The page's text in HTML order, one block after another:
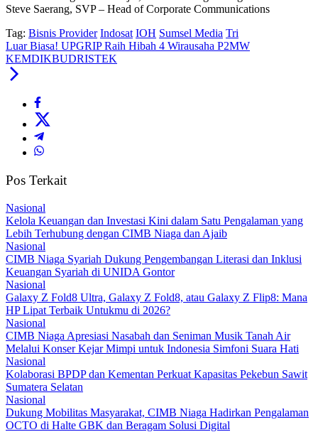
Steve Saerang, SVP – Head of Corporate Communications
Tag: Bisnis Provider Indosat IOH Sumsel Media Tri
Luar Biasa! UPGRIP Raih Hibah 4 Wirausaha P2MW
KEMDIKBUDRISTEK
Pos Terkait
Nasional
Kelola Keuangan dan Investasi Kini dalam Satu Pengalaman yang
Lebih Terhubung dengan CIMB Niaga dan Ajaib
Nasional
CIMB Niaga Syariah Dukung Pengembangan Literasi dan Inklusi
Keuangan Syariah di UNIDA Gontor
Nasional
Galaxy Z Fold8 Ultra, Galaxy Z Fold8, atau Galaxy Z Flip8: Mana
HP Lipat Terbaik Untukmu di 2026?
Nasional
CIMB Niaga Apresiasi Nasabah dan Seniman Musik Tanah Air
Melalui Konser Kejar Mimpi untuk Indonesia Simfoni Suara Hati
Nasional
Kolaborasi BPDP dan Kementan Perkuat Kapasitas Pekebun Sawit
Sumatera Selatan
Nasional
Dukung Mobilitas Masyarakat, CIMB Niaga Hadirkan Pengalaman
OCTO di Halte GBK dan Beragam Solusi Digital